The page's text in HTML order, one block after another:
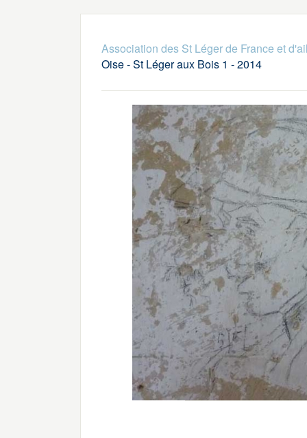
Association des St Léger de France et
Oise - St Léger aux Bois 1 - 2014